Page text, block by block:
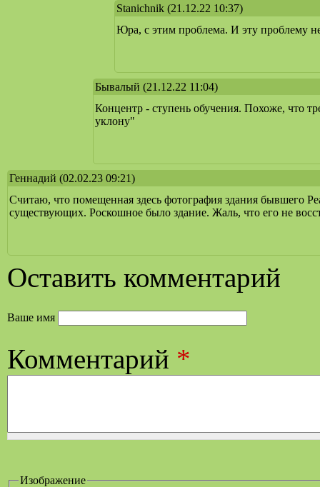
Stanichnik (21.12.22 10:37)
Юра, с этим проблема. И эту проблему
Бывалый (21.12.22 11:04)
Концентр - ступень обучения. Похоже, что
уклону"
Геннадий (02.02.23 09:21)
Считаю, что помещенная здесь фотография здания бывшего
существующих. Роскошное было здание. Жаль, что его не
Оставить комментарий
Ваше имя
Комментарий *
Изображение